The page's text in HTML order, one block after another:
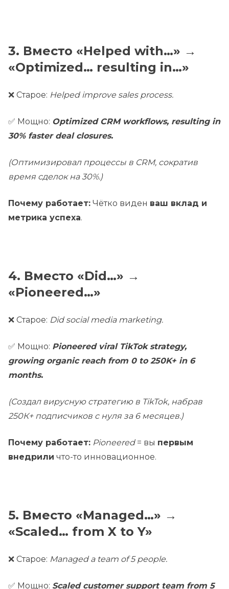
3. Вместо «Helped with…» →
«Optimized… resulting in…»
❌ Старое: Helped improve sales process.
✅ Мощно: Optimized CRM workflows, resulting in
30% faster deal closures.
(Оптимизировал процессы в CRM, сократив
время сделок на 30%.)
Почему работает: Чётко виден ваш вклад и
метрика успеха.
4. Вместо «Did…» →
«Pioneered…»
❌ Старое: Did social media marketing.
✅ Мощно: Pioneered viral TikTok strategy,
growing organic reach from 0 to 250K+ in 6
months.
(Создал вирусную стратегию в TikTok, набрав
250К+ подписчиков с нуля за 6 месяцев.)
Почему работает: Pioneered= вы первым
внедрили что-то инновационное.
5. Вместо «Managed…» →
«Scaled… from X to Y»
❌ Старое: Managed a team of 5 people.
✅ Мощно: Scaled customer support team from 5